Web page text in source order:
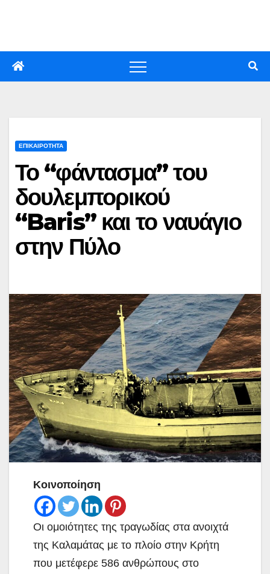
ΕΠΙΚΑΙΡΟΤΗΤΑ
Το “φάντασμα” του
δουλεμπορικού
“Baris” και το ναυάγιο
στην Πύλο
Κοινοποίηση
Οι ομοιότητες της τραγωδίας στα ανοιχτά
της Καλαμάτας με το πλοίο στην Κρήτη
που μετέφερε 586 ανθρώπους στο